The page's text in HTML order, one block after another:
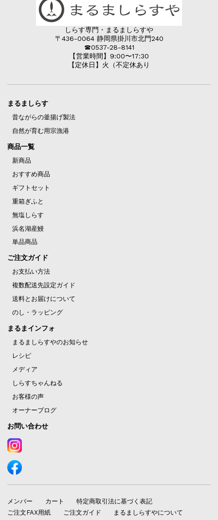
しらす専門・まるましらすや
〒436-0064 静岡県掛川市北門240
☎︎0537-28-8141
【営業時間】9:00〜17:30
【定休日】火（不定休あり
まるましらす
昔ながらの釜揚げ製法
自然が育む用宗漁港
商品一覧
新商品
おすすめ商品
ギフトセット
重箱ぎふと
無塩しらす
浜名湖産鰻
単品商品
ご注文ガイド
お支払い方法
複数配送先設定ガイド
送料とお届けについて
のし・ラッピング
まるまインフォ
まるましらすやのお知らせ
レシピ
メディア
しらすちゃんねる
お客様の声
オーナーブログ
お問い合わせ
メンバー カート
特定商取引法に基づく表記
ご注文FAX用紙
ご注文ガイド
まるましらすやについて